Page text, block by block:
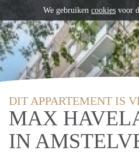
DIT APPARTEMENT IS
MAX
IN
We gebruiken cookies voor